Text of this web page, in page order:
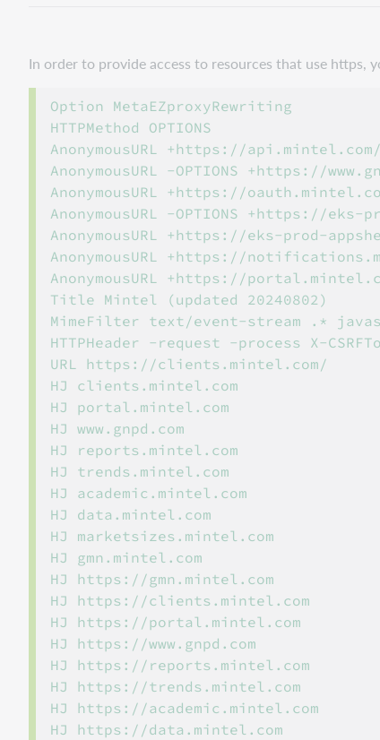
In order to provide access to resources that use https,
Option MetaEZproxyRewriting
HTTPMethod OPTIONS
AnonymousURL +https://
AnonymousURL -OPTIONS +https://
AnonymousURL +https://
AnonymousURL -OPTIONS +https://
AnonymousURL +https://eks-prod-
AnonymousURL +https://
AnonymousURL +https://
Title Mintel (updated 20240802)
MimeFilter text/event-stream .*
HTTPHeader -request -process X-
URL https://clients.mintel.com/
HJ clients.mintel.com
HJ portal.mintel.com
HJ www.gnpd.com
HJ reports.mintel.com
HJ trends.mintel.com
HJ academic.mintel.com
HJ data.mintel.com
HJ marketsizes.mintel.com
HJ gmn.mintel.com
HJ https://gmn.mintel.com
HJ https://clients.mintel.com
HJ https://portal.mintel.com
HJ https://www.gnpd.com
HJ https://reports.mintel.com
HJ https://trends.mintel.com
HJ https://academic.mintel.com
HJ https://data.mintel.com